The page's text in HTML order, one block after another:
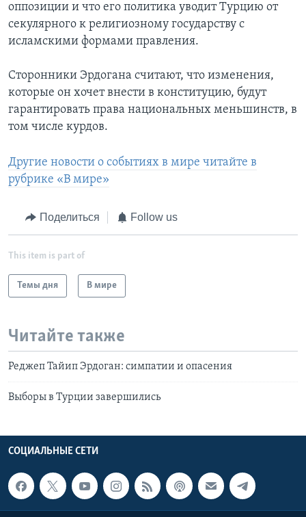
оппозиции и что его политика уводит Турцию от
секулярного к религиозному государству с
исламскими формами правления.
Сторонники Эрдогана считают, что изменения,
которые он хочет внести в конституцию, будут
гарантировать права национальных меньшинств, в
том числе курдов.
Другие новости о событиях в мире читайте в
рубрике «В мире»
Поделиться Follow us
This item is part of
Темы дня В мире
Читайте также
Реджеп Тайип Эрдоган: симпатии и опасения
Выборы в Турции завершились
СОЦИАЛЬНЫЕ СЕТИ